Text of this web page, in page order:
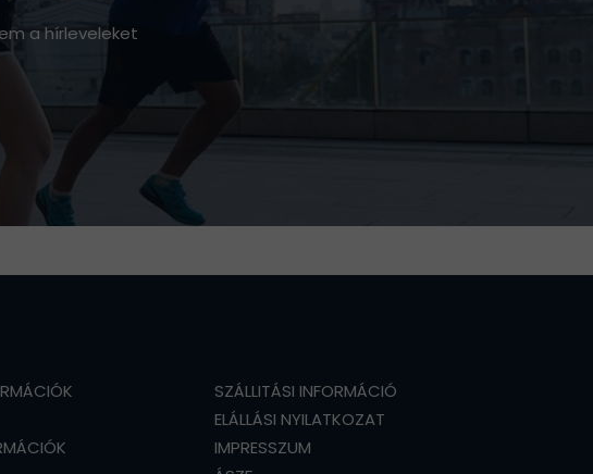
a hírleveleket
SZÁLLITÁSI INFORMÁCIÓ
ELÁLLÁSI NYILATKOZAT
IMPRESSZUM